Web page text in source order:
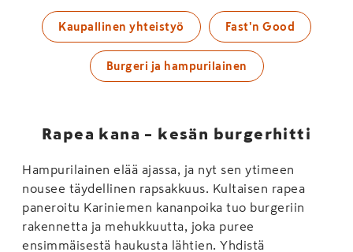
Kaupallinen yhteistyö Fast'n Good
Burgeri ja hampurilainen
Rapea kana – kesän burgerhitti
Hampurilainen elää ajassa, ja nyt sen ytimeen
nousee täydellinen rapsakkuus. Kultaisen rapea
paneroitu Kariniemen kananpoika tuo burgeriin
rakennetta ja mehukkuutta, joka puree
ensimmäisestä haukusta lähtien. Yhdistä